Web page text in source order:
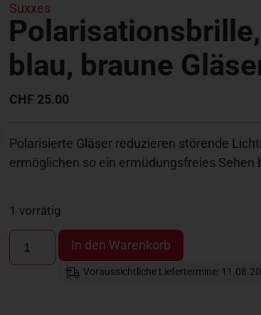
Suxxes
blau, braune
CHF 25.00
Polarisierte Gläser reduzieren störende
ermöglichen so ein ermüdungsfreies
1 vorrätig
In den Warenkorb
Voraussichtliche Liefertermine: